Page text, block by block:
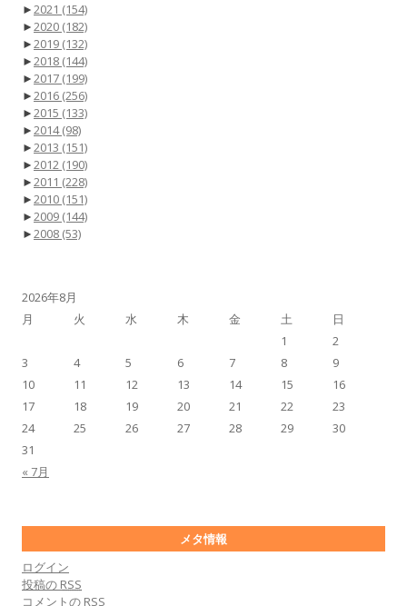
►2021 (154)
►2020 (182)
►2019 (132)
►2018 (144)
►2017 (199)
►2016 (256)
►2015 (133)
►2014(98)
►2013 (151)
►2012 (190)
►2011 (228)
►2010 (151)
►2009 (144)
►2008 (53)
2026年8月
月
火 水 木 金 土 日
« 7月
1
2
3
4 5 6 7 8
9
10
11 12 13 14 15
16
17
18 19 20 21 22
23
24
25 26 27 28 29
30
31
メタ情報
ログイン
投稿の RSS
コメントの RSS